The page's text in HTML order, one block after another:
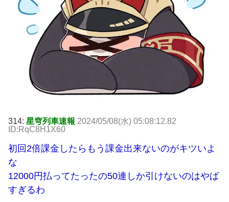
314: 星穹列車速報 2024/05/08(水) 05:08:12.82
ID:RqC8H1X60
初回2倍課金したらもう課金出来ないのがキツいよ
な
12000円払ってたったの50連しか引けないのはやば
すぎるわ